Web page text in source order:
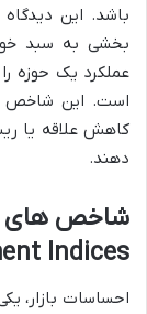
باشد. این دیدگاه
بخشی به سبد
عملکرد یک حوزه
است. این شاخص
کاهش علاقه یا
دهند.
Indices)
احساسات بازار،